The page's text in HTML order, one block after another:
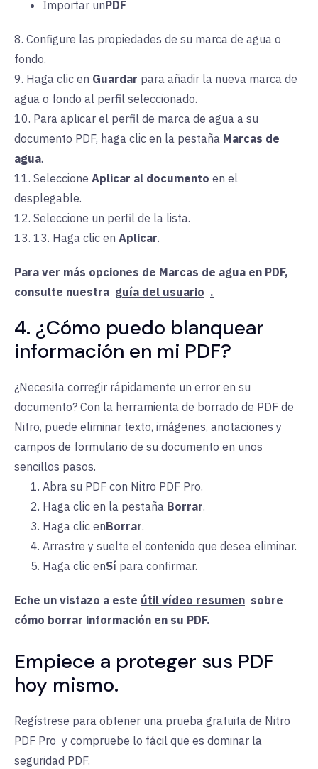
Importar unPDF
8. Configure las propiedades de su marca de agua o
fondo.
9. Haga clic en Guardar para añadir la nueva marca de
agua o fondo al perfil seleccionado.
10. Para aplicar el perfil de marca de agua a su
documento PDF, haga clic en la pestaña Marcas de
agua.
11. Seleccione Aplicar al documento en el
desplegable.
12. Seleccione un perfil de la lista.
13. 13. Haga clic en Aplicar.
Para ver más opciones de Marcas de agua en PDF,
consulte nuestra guía del usuario .
4. ¿Cómo puedo blanquear
información en mi PDF?
¿Necesita corregir rápidamente un error en su
documento? Con la herramienta de borrado de PDF de
Nitro, puede eliminar texto, imágenes, anotaciones y
campos de formulario de su documento en unos
sencillos pasos.
Abra su PDF con Nitro PDF Pro.
Haga clic en la pestaña Borrar.
Haga clic enBorrar.
Arrastre y suelte el contenido que desea eliminar.
Haga clic enSí para confirmar.
Eche un vistazo a este útil vídeo resumen sobre
cómo borrar información en su PDF.
Empiece a proteger sus PDF
hoy mismo.
Regístrese para obtener una prueba gratuita de Nitro
PDF Pro y compruebe lo fácil que es dominar la
seguridad PDF.